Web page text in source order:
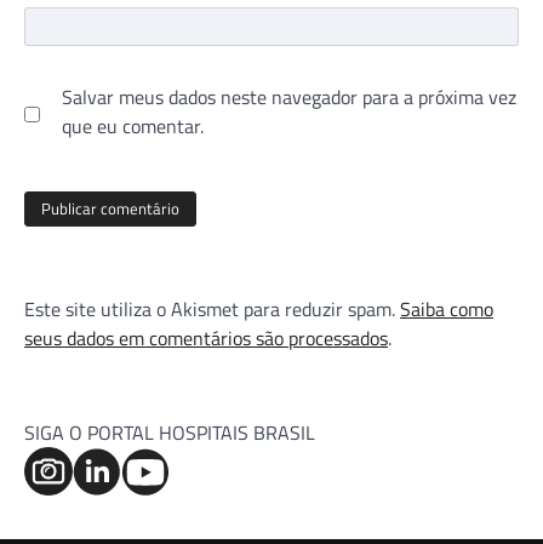
Salvar meus dados neste navegador para a próxima vez
que eu comentar.
Este site utiliza o Akismet para reduzir spam.Saiba como
seus dados em comentários são processados.
SIGA O PORTAL HOSPITAIS BRASIL